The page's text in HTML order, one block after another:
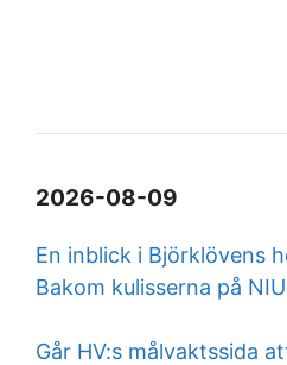
2026-08-09
En inblick i Björklövens
Bakom kulisserna på NIU
Går HV:s målvaktssida